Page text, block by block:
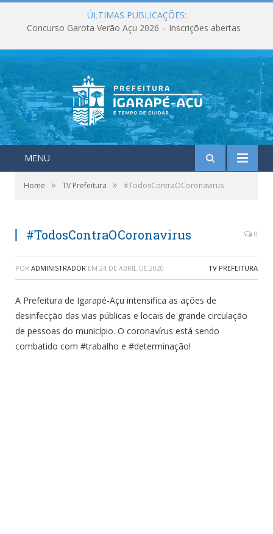
ÚLTIMAS PUBLICAÇÕES:
Concurso Garota Verão Açu 2026 – Inscrições abertas
MENU
Home » TV Prefeitura » #TodosContraOCoronavirus
#TodosContraOCoronavirus 0
POR ADMINISTRADOR EM 24 DE ABRIL DE 2020 TV PREFEITURA
A Prefeitura de Igarapé-Açu intensifica as ações de
desinfecção das vias públicas e locais de grande circulação
de pessoas do município. O coronavírus está sendo
combatido com #trabalho e #determinação!